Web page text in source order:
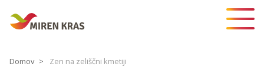
Domov Zen na zeliščni kmetiji